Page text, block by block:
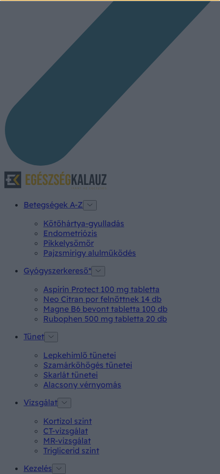
Betegségek A-Z
Kötőhártya-gyulladás
Endometriózis
Pikkelysömör
Pajzsmirigy alulműködés
Gyógyszerkereső*
Aspirin Protect 100 mg tabletta
Neo Citran por felnőttnek 14 db
Magne B6 bevont tabletta 100 db
Rubophen 500 mg tabletta 20 db
Tünet
Lepkehimlő tünetei
Szamárköhögés tünetei
Skarlát tünetei
Alacsony vérnyomás
Vizsgálat
Kortizol szint
CT-vizsgálat
MR-vizsgálat
Triglicerid szint
Kezelés